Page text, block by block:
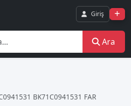
Giriş
Ara
BK71C0941531 FAR